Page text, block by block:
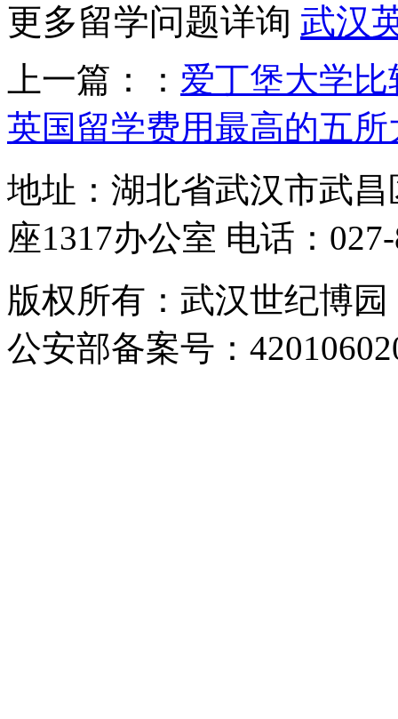
更多留学问题详询 武汉
上一篇：： 爱丁堡大学
英国留学费用最高的五所
地址：湖北省武汉市武
座1317办公室 电话：
版权所有：武汉世纪博园
公安部备案号：